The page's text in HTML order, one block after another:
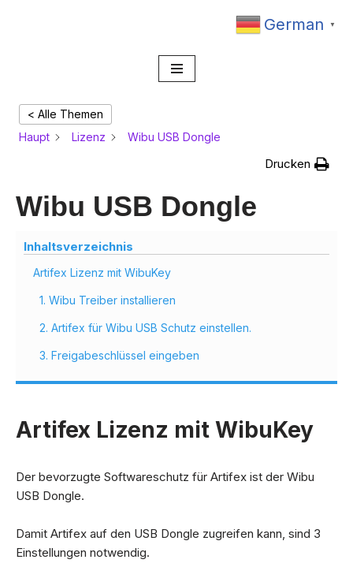
Artifex Onlinehilfe
< Alle Themen
Haupt
Lizenz Wibu USB Dongle
Drucken
Wibu USB Dongle
Inhaltsverzeichnis
Artifex Lizenz mit WibuKey
1. Wibu Treiber installieren
2. Artifex für Wibu USB Schutz einstellen.
3. Freigabeschlüssel eingeben
Artifex Lizenz mit WibuKey
Der bevorzugte Softwareschutz für Artifex ist der Wibu
USB Dongle.
Damit Artifex auf den USB Dongle zugreifen kann, sind 3
Einstellungen notwendig.
German ▼